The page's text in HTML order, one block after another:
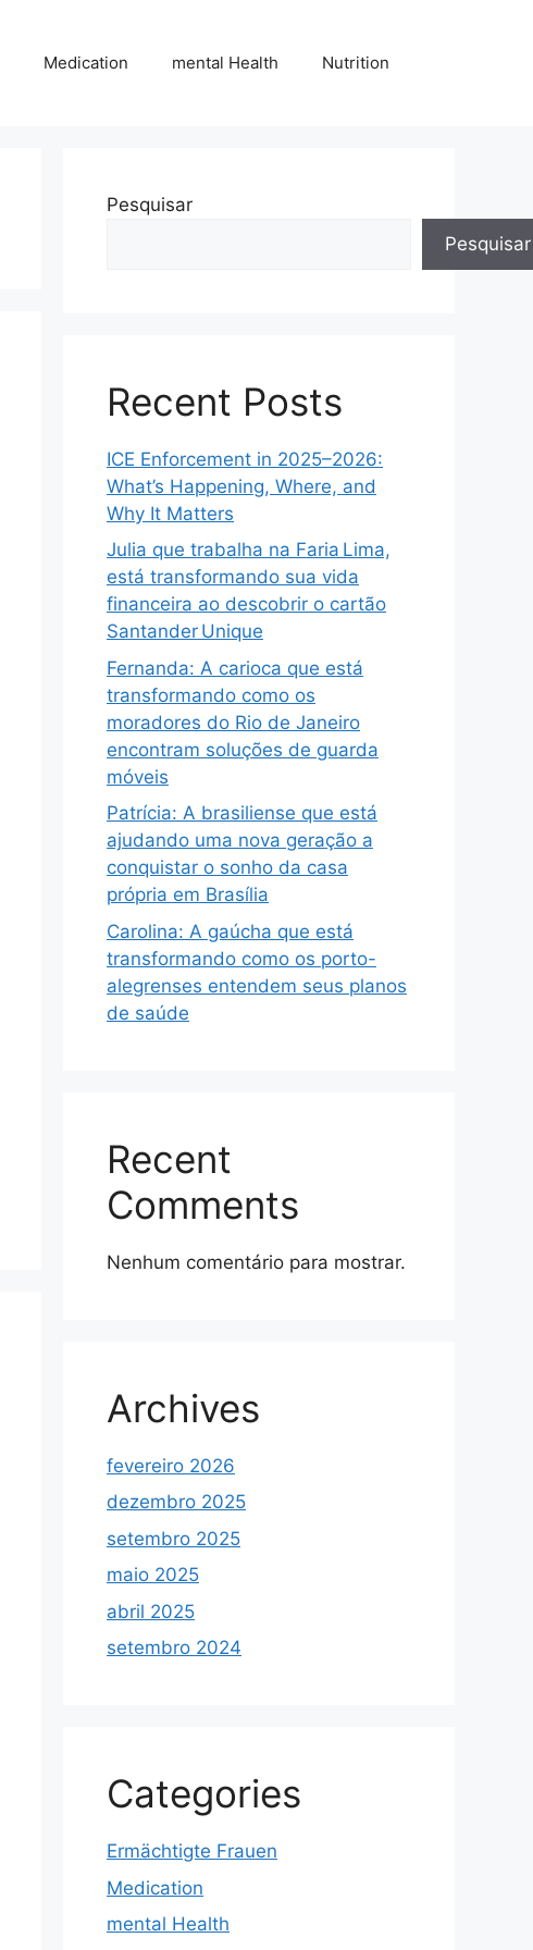
Medication mental Health Nutrition
Pesquisar
Pesquisar
Recent Posts
ICE Enforcement in 2025–2026:
What’s Happening, Where, and
Why It Matters
Julia que trabalha na Faria Lima,
está transformando sua vida
financeira ao descobrir o cartão
Santander Unique
Fernanda: A carioca que está
transformando como os
moradores do Rio de Janeiro
encontram soluções de guarda
móveis
Patrícia: A brasiliense que está
ajudando uma nova geração a
conquistar o sonho da casa
própria em Brasília
Carolina: A gaúcha que está
transformando como os porto-
alegrenses entendem seus planos
de saúde
Recent
Comments
Nenhum comentário para mostrar.
Archives
fevereiro 2026
dezembro 2025
setembro 2025
maio 2025
abril 2025
setembro 2024
Categories
Ermächtigte Frauen
Medication
mental Health